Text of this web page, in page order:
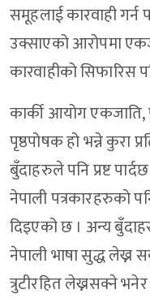
समूहलाई कारवाही
उक्साएको आरोपमा
कारवाहीको सिफारिस
कार्की आयोग
पृष्ठपोषक हो भन्ने कुरा
बुँदाहरुले पनि प्रष्ट
नेपाली पत्रकारहरुको
दिइएको छ । अन्य
नेपाली भाषा सुद्ध लेख्न
त्रुटीरहित लेख्नसक्ने